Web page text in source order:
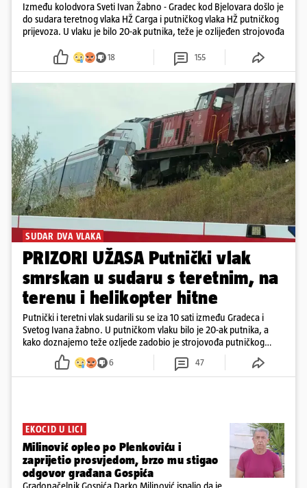
Između kolodvora Sveti Ivan Žabno - Gradec kod Bjelovara došlo je
do sudara teretnog vlaka HŽ Carga i putničkog vlaka HŽ putničkog
prijevoza. U vlaku je bilo 20-ak putnika, teže je ozlijeđen strojovođa
18 155
SUDAR DVA VLAKA
PRIZORI UŽASA Putnički vlak
smrskan u sudaru s teretnim, na
terenu i helikopter hitne
Putnički i teretni vlak sudarili su se iza 10 sati između Gradeca i
Svetog Ivana žabno. U putničkom vlaku bilo je 20-ak putnika, a
kako doznajemo teže ozljede zadobio je strojovođa putničkog
vlaka. Zatvoren je promet, a fotoreporteri Prigorskog objavili su
prve snimke s mjesta sudara
6 47
EKOCID U LICI
Milinović opleo po Plenkoviću i
zaprijetio prosvjedom, brzo mu stigao
odgovor građana Gospića
Gradonačelnik Gospića Darko Milinović ispalio da je